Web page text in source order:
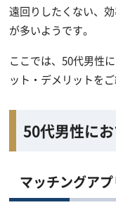
遠回りしたくない、
が多いようです。
ここでは、50代男性
ット・デメリットをご
50代男性に
マッチングア